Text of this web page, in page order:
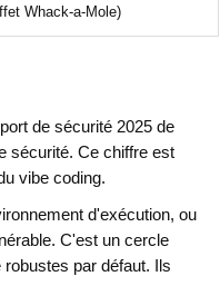
Whack-a-Mole)
de sécurité 2025 de
sécurité. Ce chiffre est
vibe coding.
d'exécution, ou
C'est un cercle
par défaut. Ils